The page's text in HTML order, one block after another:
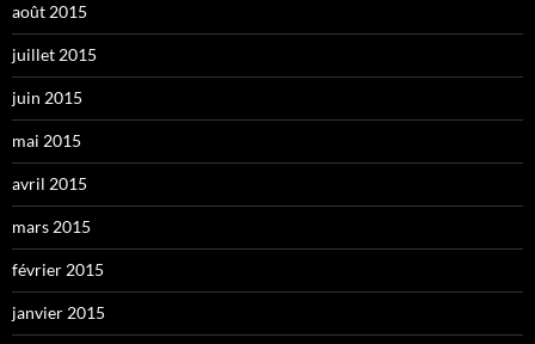
août 2015
juillet 2015
juin 2015
mai 2015
avril 2015
mars 2015
février 2015
janvier 2015